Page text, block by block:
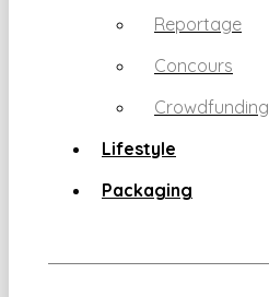
Reportage
Concours
Crowdfunding
Lifestyle
Packaging